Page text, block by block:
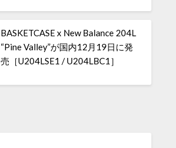
BASKETCASE x New Balance 204L
“Pine Valley”が国内12月19日に発
売［U204LSE1 / U204LBC1］